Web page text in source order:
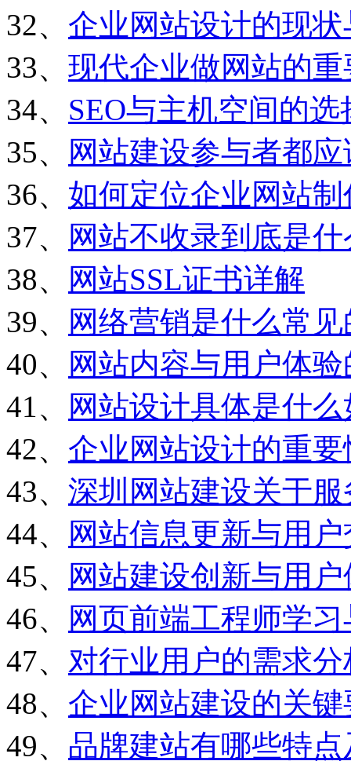
32、 企业网站设计的现
33、 现代企业做网站的重
34、 SEO与主机空间的选
35、
网站建设参与者都
36、 如何定位企业网站
37、
网站不收录到底是
38、
网站SSL证书详解
39、
网络营销是什么常
40、
网站内容与用户体
41、
网站设计具体是什
42、 企业网站设计的重要
43、 深圳网站建设关于
44、
网站信息更新与用
45、
网站建设创新与用
46、
网页前端工程师学
47、 对行业用户的需求
48、 企业网站建设的关
49、 品牌建站有哪些特